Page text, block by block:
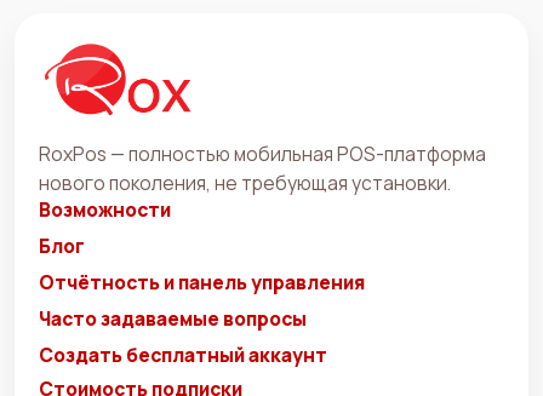
RoxPos — полностью мобильная POS-платформа
нового поколения, не требующая установки.
Возможности
Блог
Отчётность и панель управления
Часто задаваемые вопросы
Создать бесплатный аккаунт
Стоимость подписки